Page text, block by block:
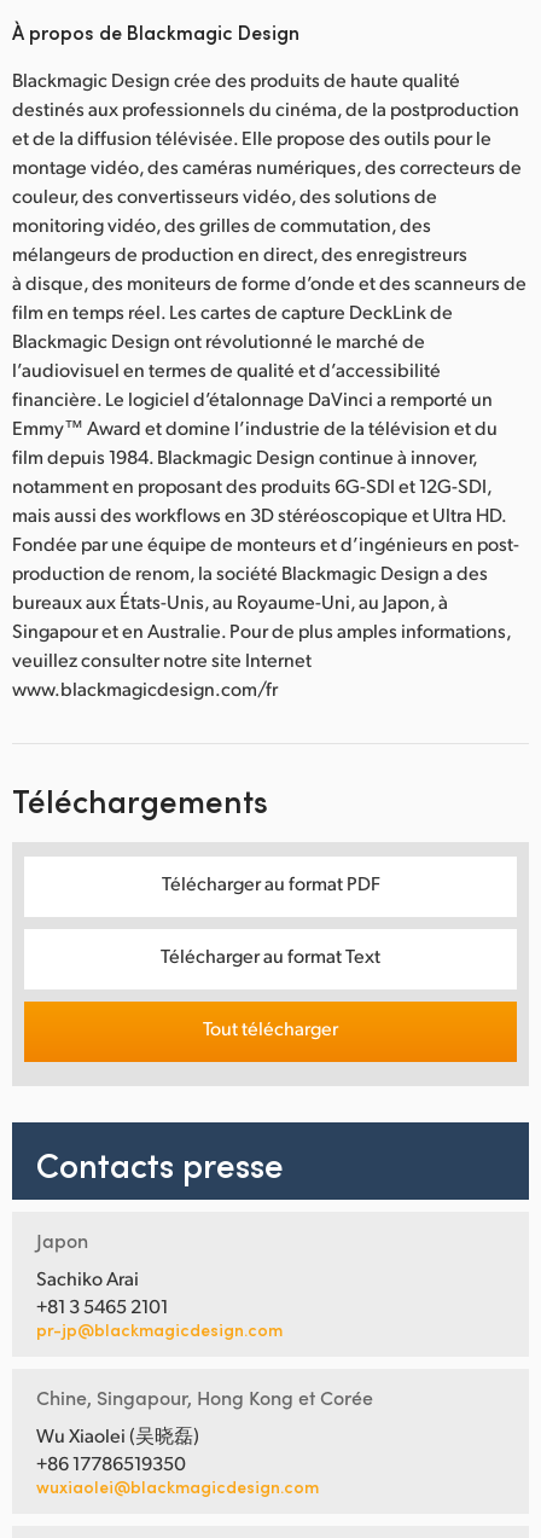
À propos de Blackmagic Design
Blackmagic Design crée des produits de haute qualité
destinés aux professionnels du cinéma, de la postproduction
et de la diffusion télévisée. Elle propose des outils pour le
montage vidéo, des caméras numériques, des correcteurs de
couleur, des convertisseurs vidéo, des solutions de
monitoring vidéo, des grilles de commutation, des
mélangeurs de production en direct, des enregistreurs
à disque, des moniteurs de forme d’onde et des scanneurs de
film en temps réel. Les cartes de capture DeckLink de
Blackmagic Design ont révolutionné le marché de
l’audiovisuel en termes de qualité et d’accessibilité
financière. Le logiciel d’étalonnage DaVinci a remporté un
Emmy™ Award et domine l’industrie de la télévision et du
film depuis 1984. Blackmagic Design continue à innover,
notamment en proposant des produits 6G-SDI et 12G-SDI,
mais aussi des workflows en 3D stéréoscopique et Ultra HD.
Fondée par une équipe de monteurs et d’ingénieurs en post-
production de renom, la société Blackmagic Design a des
bureaux aux États-Unis, au Royaume-Uni, au Japon, à
Singapour et en Australie. Pour de plus amples informations,
veuillez consulter notre site Internet
www.blackmagicdesign.com/fr
Téléchargements
Télécharger au format PDF
Télécharger au format Text
Tout télécharger
Contacts presse
Japon
Sachiko Arai
+81 3 5465 2101
pr-jp@blackmagicdesign.com
Chine, Singapour, Hong Kong et Corée
Wu Xiaolei (吴晓磊)
+86 17786519350
wuxiaolei@blackmagicdesign.com